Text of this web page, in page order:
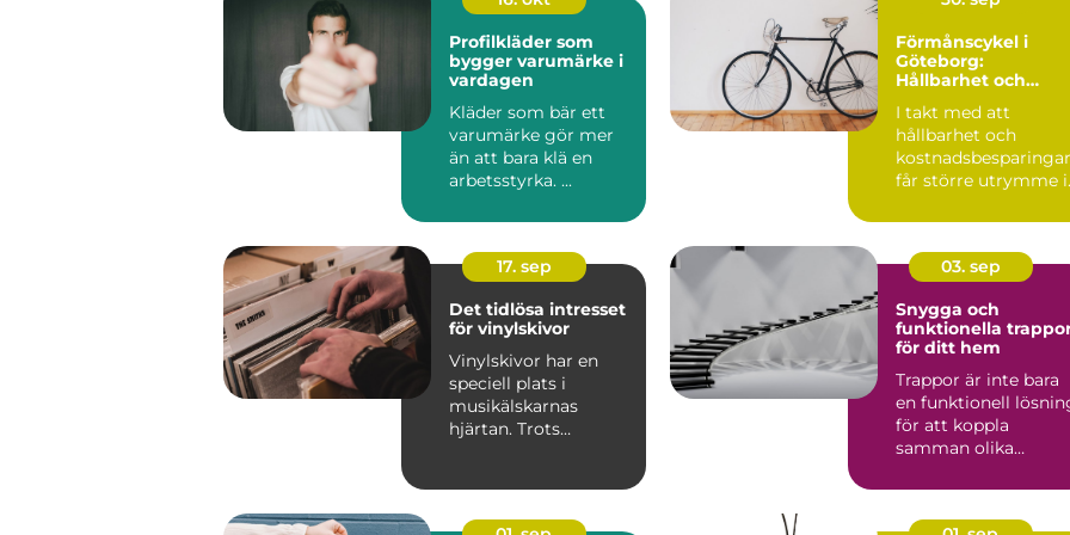
Profilkläder som
bygger varumärke i
vardagen
Kläder som bär ett
varumärke gör mer
än att bara klä en
arbetsstyrka. ...
Förmånscykel i
Göteborg:
Hållbarhet och
I takt med att
hållbarhet och
kostnadsbesparingar
får större utrymme i
17. sep
Det tidlösa intresset
för vinylskivor
Vinylskivor har en
speciell plats i
musikälskarnas
hjärtan. Trots
03. sep
Snygga och
funktionella
för ditt hem
Trappor är inte bara
en funktionell
för att koppla
samman olika